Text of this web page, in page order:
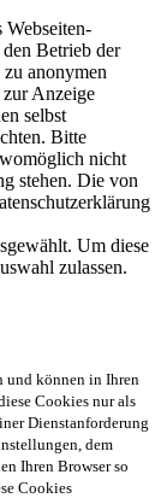
Betrieb der
anonymen
Anzeige
selbst
Bitte
nicht
stehen. Die von
Um diese
zulassen.
und können in Ihren
Cookies nur als
Dienstanforderung
dem
Ihren Browser so
Cookies